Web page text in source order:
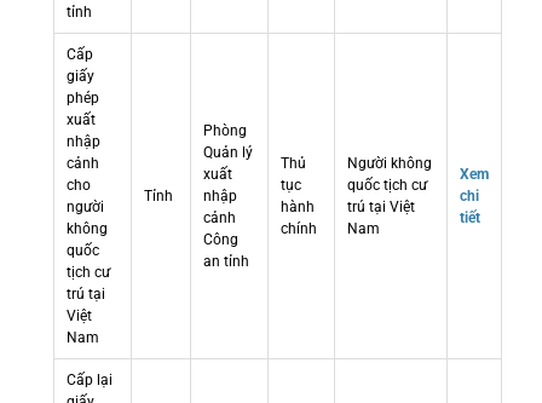
tỉnh
Cấp
giấy
phép
xuất
nhập
cảnh
cho
người
không
quốc
tịch cư
trú tại
Việt
Nam
Tỉnh
Phòng
Quản lý
xuất
nhập
cảnh
Công
an tỉnh
Thủ
tục
hành
chính
Người không
quốc tịch cư
trú tại Việt
Nam
Xem
chi
tiết
Cấp lại